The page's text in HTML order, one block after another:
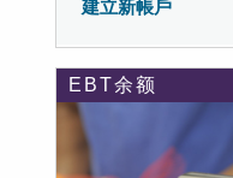
建立新帳戶
EBT余额